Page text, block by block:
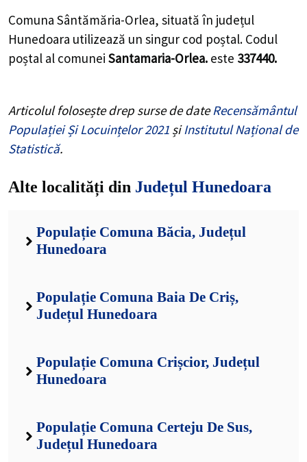
Comuna Sântămăria-Orlea, situată în județul
Hunedoara utilizează un singur cod poștal. Codul
poștal al comunei Santamaria-Orlea. este 337440.
Articolul folosește drep surse de dateRecensământul
Populației Și Locuințelor 2021 șiInstitutul Național de
Statistică.
Alte localități din Județul Hunedoara
Populație Comuna Băcia, Județul
Hunedoara
Populație Comuna Baia De Criș,
Județul Hunedoara
Populație Comuna Crișcior, Județul
Hunedoara
Populație Comuna Certeju De Sus,
Județul Hunedoara